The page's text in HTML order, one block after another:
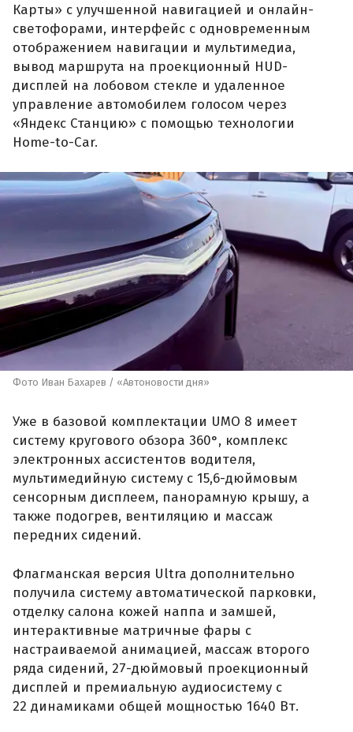
Карты» с улучшенной навигацией и онлайн-
светофорами, интерфейс с одновременным
отображением навигации и мультимедиа,
вывод маршрута на проекционный HUD-
дисплей на лобовом стекле и удаленное
управление автомобилем голосом через
«Яндекс Станцию» с помощью технологии
Home-to-Car.
Фото Иван Бахарев / «Автоновости дня»
Уже в базовой комплектации UMO 8 имеет
систему кругового обзора 360°, комплекс
электронных ассистентов водителя,
мультимедийную систему с 15,6-дюймовым
сенсорным дисплеем, панорамную крышу, а
также подогрев, вентиляцию и массаж
передних сидений.
Флагманская версия Ultra дополнительно
получила систему автоматической парковки,
отделку салона кожей наппа и замшей,
интерактивные матричные фары с
настраиваемой анимацией, массаж второго
ряда сидений, 27-дюймовый проекционный
дисплей и премиальную аудиосистему с
22 динамиками общей мощностью 1640 Вт.